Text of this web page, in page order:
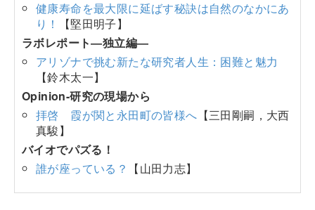
健康寿命を最大限に延ばす秘訣は自然のなかにあ
り！
【堅田明子】
ラボレポート―独立編―
アリゾナで挑む新たな研究者人生：困難と魅力
【鈴木太一】
Opinion-研究の現場から
拝啓 霞が関と永田町の皆様へ 【三田剛嗣，大西
真駿】
バイオでパズる！
誰が座っている？
【山田力志】